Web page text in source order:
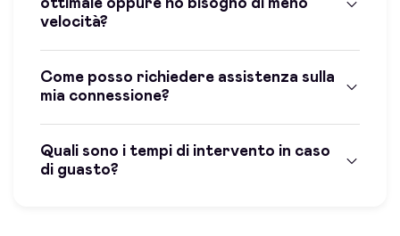
ottimale oppure ho bisogno di meno
velocità?
Come posso richiedere assistenza sulla
mia connessione?
Quali sono i tempi di intervento in caso
di guasto?